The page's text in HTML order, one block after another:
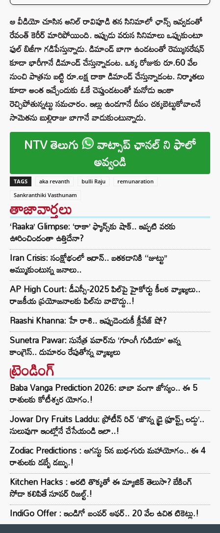
ఆ వీడియో చూసిన అనిల్ రావిపూడి తన సినిమాలో ఛాన్స్ ఇవ్వడంతో
రేవంత్ కెరీర్ మారిపోయింది. ఇప్పుడు వరుస సినిమాలు ఒప్పుకుంటూ
ఫుల్ బిజీగా గడిపేస్తున్నాడు. డిమాండ్ బాగా ఉండటంతో రెమ్యునరేషన్
కూడా భారీగానే డిమాండ్ చేస్తున్నాడంట. ఒక్క రోజుకు రూ.60 వేల
నుంచి పాత్రను బట్టి రూ.లక్ష దాకా డిమాండ్ చేస్తున్నాడంట. నిర్మాతలు
కూడా అంత ఇచ్చేందుకు ఓకే చెప్తుండటంతో మనోడు ఇంకా
రెచ్చిపోతున్నట్టు సమచారం. ఇల్లు ఉండగానే దీపం చక్కబెట్టుకోవాలనే
సామెతను బుల్లిరాజు బాగానే వాడుకుంటున్నాడు.
NTV తెలుగు వాట్సాప్ ఛానల్ ని ఫాలో
అవ్వండి
TAGS aka revanth bulli Raju
remunaration
Sankranthiki Vasthunam
తాజావార్తలు
‘Raaka’ Glimpse: ‘రాకా’ ఫ్యాన్స్‌కు షాక్.. ఇప్పటి వరకు
ఊరించిందంతా ఉత్తిదేనా?
Iran Crisis: సంక్షోభంలో ఇరాన్.. బతకడానికి ‘‘జుట్టు’’
అమ్ముకుంటున్న జనాలు..
AP High Court: డీఎస్సీ-2025 పిల్‌పై హైకోర్టు కీలక వ్యాఖ్యలు..
రాజకీయ ప్రయోజనాలకు పిల్‌ను వాడొద్దు..!
Raashi Khanna: హే రాశి.. ఇప్పుడెందుకీ క్లీవేజ్ షో?
Sunetra Pawar: సునేత్ర పవార్‌‌ను ‘గూంగీ గుడియా’ అన్న
కాంగ్రెస్.. దుమారం రేపుతోన్న వ్యాఖ్యలు
ట్రెండింగ్‌
Baba Vanga Prediction 2026: బాబా వంగా జోస్యం.. ఈ 5
రాశులకు కోటీశ్వర యోగం.!
Jowar Dry Fruits Laddu: ప్రోటీన్ రిచ్ ‘జొన్న డ్రై ఫ్రూప్ట్స్ లడ్డు’..
సులువుగా ఇంట్లోనే చేసేయండి ఇలా..!
Zodiac Predictions : ఆగస్టు 5న బుధ-గురు మహాయోగం.. ఈ 4
రాశులకు డబ్బే డబ్బు.!
Kitchen Hacks : అరటి తొక్కతో ఈ మ్యాజిక్ తెలుసా? బేకింగ్
సోడా కలిపితే సూపర్ రిజల్ట్.!
IndiGo Offer : ఇండిగో బంపర్ ఆఫర్.. 20 వేల ఉచిత టికెట్లు.!